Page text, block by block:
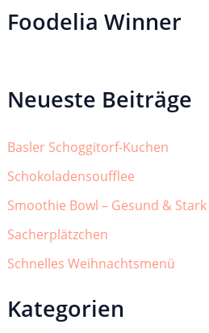
Foodelia Winner
Neueste Beiträge
Basler Schoggitorf-Kuchen
Schokoladensoufflee
Smoothie Bowl – Gesund & Stark
Sacherplätzchen
Schnelles Weihnachtsmenü
Kategorien